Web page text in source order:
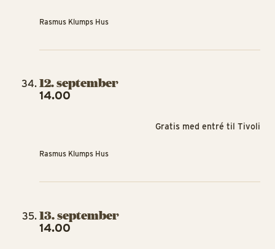
Rasmus Klumps Hus
12. september
14.00
Rasmus Klumps Hus
Gratis med entré til Tivoli
13. september
14.00